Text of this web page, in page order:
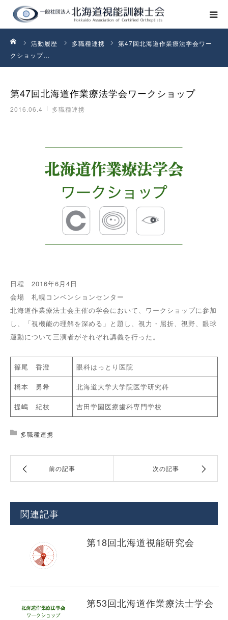
活動履歴 多職種連携
第47回北海道作業療法学会ワー
クショップ…
第47回北海道作業療法学会ワークショップ
2016.06.4 多職種連携
日程 2016年6月4日
会場 札幌コンベンションセンター
北海道作業療法士会主催の学会において、ワークショップに参加
し、「視機能の理解を深める」と題し、視力・屈折、視野、眼球
運動について三演者がそれぞれ講義を行った。
篠尾 香澄 眼科はっとり医院
橋本 勇希 北海道大学大学院医学研究科
提嶋 紀枝 吉田学園医療歯科専門学校
多職種連携
前の記事 次の記事
関連記事
第18回北海道視能研究会
第53回北海道作業療法士学会
ホーム
活動履歴
お問い合わせ
マイページ